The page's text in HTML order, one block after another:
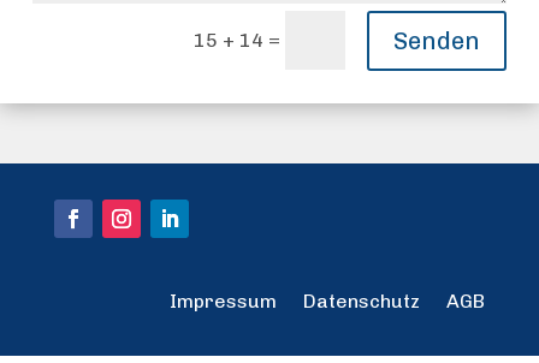
15 + 14 = Senden
Impressum Datenschutz AGB